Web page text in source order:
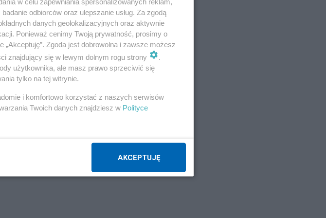
odbiorców oraz ulepszanie usług. Za zgodą
danych geolokalizacyjnych oraz aktywnie
Ponieważ cenimy Twoją prywatność, prosimy o
Zgoda jest dobrowolna i zawsze możesz
znajdujący się w lewym dolnym rogu strony
.
użytkownika, ale masz prawo sprzeciwić się
tylko na tej witrynie.
i komfortowo korzystać z naszych serwisów
Twoich danych znajdziesz w Polityce
AKCEPTUJĘ